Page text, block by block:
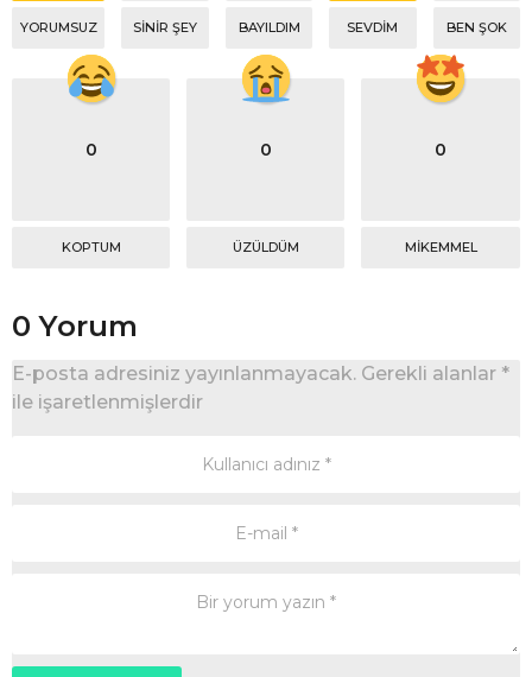
YORUMSUZ SINIR ŞEY BAYILDIM SEVDIM BEN ŞOK
0
KOPTUM
0
ÜZÜLDÜM
0
MIKEMMEL
0 Yorum
E-posta adresiniz yayınlanmayacak. Gerekli alanlar *
ile işaretlenmişlerdir